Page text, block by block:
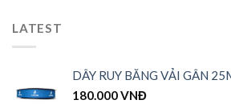
LATEST
DÂY RUY BĂNG VẢI GÂN
180.000VNĐ